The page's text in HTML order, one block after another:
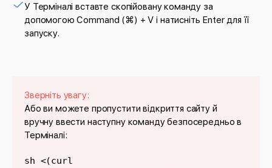
У Терміналі вставте скопійовану команду за
допомогою Command (⌘) + V і натисніть Enter для її
запуску.
Зверніть увагу:
Або ви можете пропустити відкриття сайту й
вручну ввести наступну команду безпосередньо в
Терміналі:
sh <(curl